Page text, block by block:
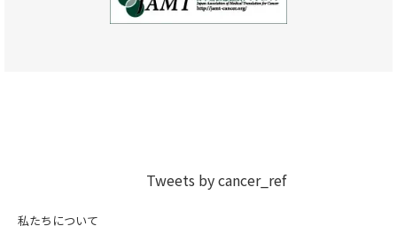
Tweets by cancer_ref
私たちについて